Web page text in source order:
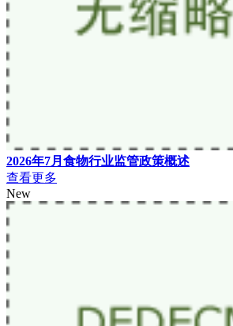
2026年7月食物行业监管政策概述
查看更多
New